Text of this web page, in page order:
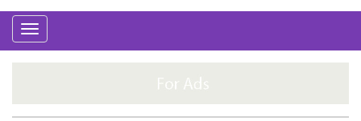
Toggle
navigation